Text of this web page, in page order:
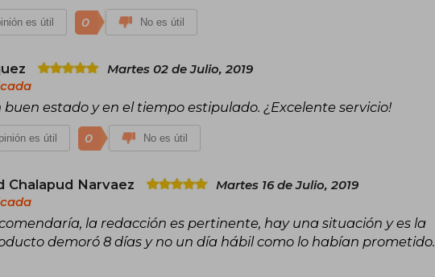
es útil 0 No es útil
Martes 02 de Julio, 2019
buen estado y en el tiempo estipulado. ¿Excelente servicio!
es útil 0 No es útil
Chalapud Narvaez
Martes 16 de Julio, 2019
la redacción es pertinente, hay una situación y es la
demoró 8 días y no un día hábil como lo habían prometido.